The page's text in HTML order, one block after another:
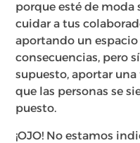
porque esté de
cuidar a tus
aportando un
consecuencias, pero
supuesto, aportar
que las personas se
puesto.
¡OJO! No estamos